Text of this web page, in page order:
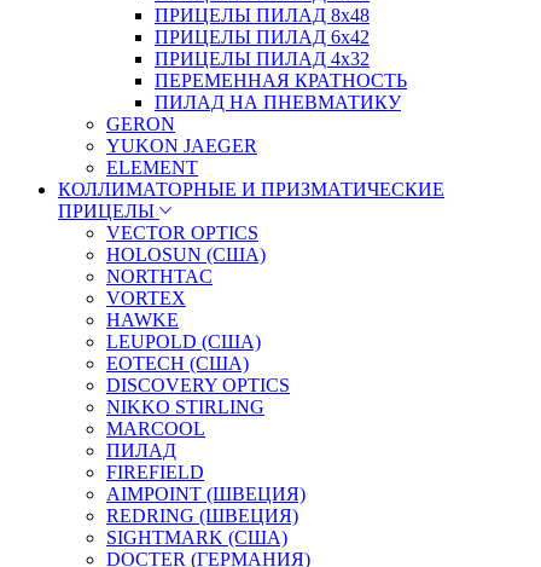
ПРИЦЕЛЫ ПИЛАД 8х48
ПРИЦЕЛЫ ПИЛАД 6х42
ПРИЦЕЛЫ ПИЛАД 4х32
ПЕРЕМЕННАЯ КРАТНОСТЬ
ПИЛАД НА ПНЕВМАТИКУ
GERON
YUKON JAEGER
ELEMENT
КОЛЛИМАТОРНЫЕ И ПРИЗМАТИЧЕСКИЕ
ПРИЦЕЛЫ
VECTOR OPTICS
HOLOSUN (США)
NORTHTAC
VORTEX
HAWKE
LEUPOLD (США)
EOTECH (США)
DISCOVERY OPTICS
NIKKO STIRLING
MARCOOL
ПИЛАД
FIREFIELD
AIMPOINT (ШВЕЦИЯ)
REDRING (ШВЕЦИЯ)
SIGHTMARK (США)
DOCTER (ГЕРМАНИЯ)